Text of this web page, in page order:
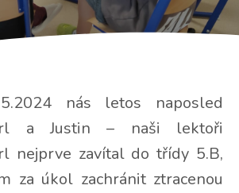
nás letos naposled
a Justin – naši lektoři
nejprve zavítal do třídy 5.B,
za úkol zachránit ztracenou